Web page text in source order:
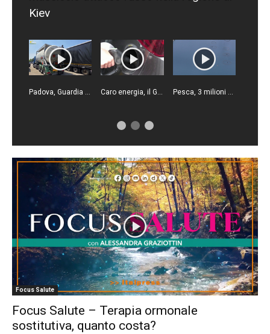
Kiev
Focus Salute
Focus Salute – Terapia ormonale
sostitutiva, quanto costa?